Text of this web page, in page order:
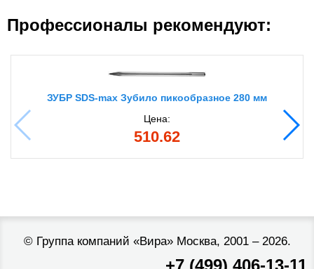
Профессионалы рекомендуют:
ЗУБР SDS-max Зубило пикообразное 280 мм
Цена:
510.62
© Группа компаний «Вира»Москва, 2001 – 2026.
+7 (499) 406-13-11